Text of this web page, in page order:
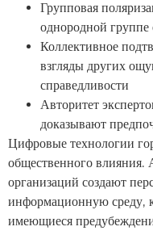
Групповая
однородной группе
Коллективное
взгляды других
справедливости
Авторитет
доказывают
Цифровые технологии
общественного влияния.
организаций создают
информационную среду,
имеющиеся